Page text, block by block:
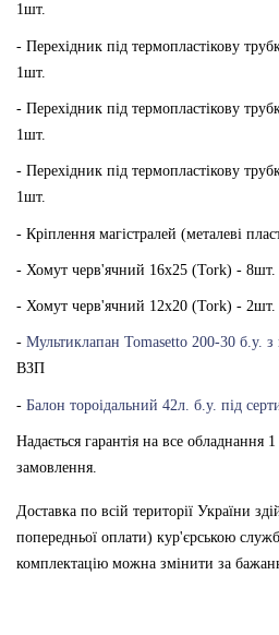
1шт.
- Перехідник під термопластікову
1шт.
- Перехідник під термопластікову
1шт.
- Перехідник під термопластікову
1шт.
- Кріплення магістралей (металеві
- Хомут черв'ячний 16х25 (Tork) - 8шт.
- Хомут черв'ячний 12х20 (Tork) - 2шт.
- Мультиклапан Tomasetto 200-30 б.у.
ВЗП
- Балон тороідальний 42л. б.у. під
Надається гарантія на все обладнання
замовлення.
Доставка по всій території України
попередньої оплати) кур'єрською
комплектацію можна змінити за